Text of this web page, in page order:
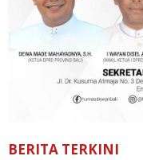
BERITA TERKINI